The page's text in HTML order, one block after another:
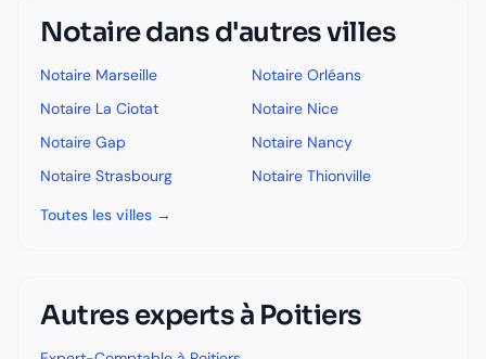
Notairedans d'autres villes
Notaire Marseille Notaire Orléans
Notaire La Ciotat Notaire Nice
Notaire Gap Notaire Nancy
Notaire Strasbourg Notaire Thionville
Toutes les villes →
Autres experts à Poitiers